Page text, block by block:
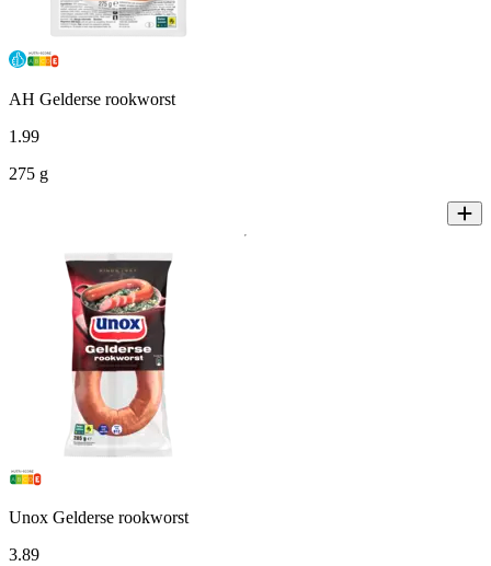
AH Gelderse rookworst
1 .99
275 g
Unox Gelderse rookworst
3.89